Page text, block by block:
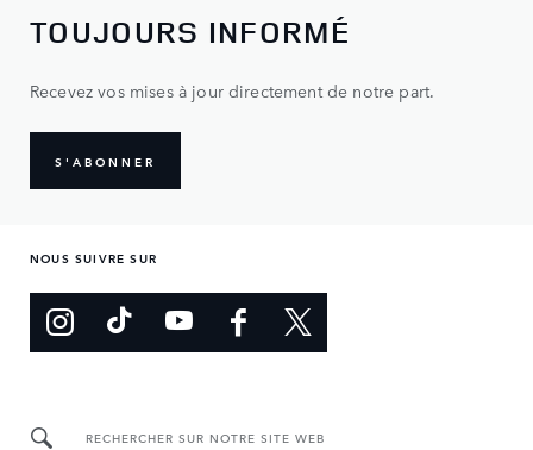
TOUJOURS INFORMÉ
Recevez vos mises à jour directement de notre part.
S'ABONNER
NOUS SUIVRE SUR
RECHERCHER SUR NOTRE SITE WEB